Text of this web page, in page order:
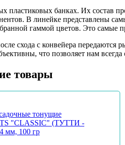
пластиковых банках. Их состав
В линейке представлены
гаммой цветов. Это самые
схода с конвейера передаются
что позволяет нам
товары